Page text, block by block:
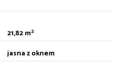
21,82 m2
jasna z oknem